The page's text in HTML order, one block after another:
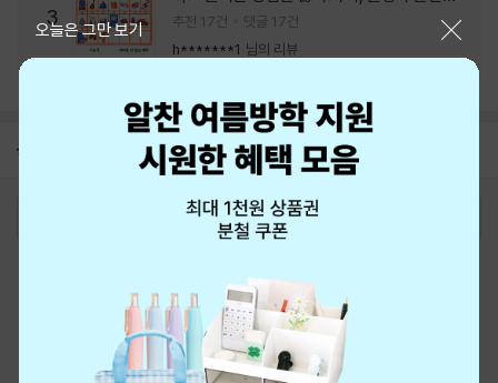
3
회피하지 말기, 그리고 좋은 사람을 많이 만나
기.
추천 17건
댓글 17건
h*******1 님의 리뷰
공지 8월 신용카드 무이자할부 안내
오늘은 그만 보기
최근 본 상품
eBook 1:1문의/채팅상담
예스이십사(주) 사업자 정보
이용약관
개인정보처리방침
청소년보호정책
PC버전
회사소개 거래처관계자께